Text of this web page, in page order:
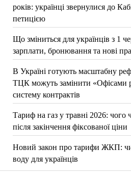
років: українці звернулися до
петицією
Що зміниться для українців з 1
зарплати, бронювання та нові
В Україні готують масштабну
ТЦК можуть замінити «Офісами
систему контрактів
Тариф на газ у травні 2026: чого
після закінчення фіксованої ціни
Новий закон про тарифи ЖКП: чи
воду для українців